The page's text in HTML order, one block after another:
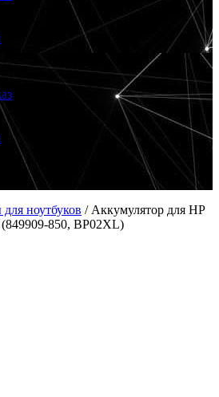
ноутбуков / Аккумулятор для HP
850, BP02XL)